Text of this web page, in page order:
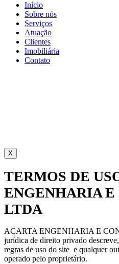
Início
Sobre nós
Serviços
Atuação
Clientes
Imobiliária
Contato
X
TERMOS DE
ENGENHARIA E
LTDA
ACARTA ENGENHARIA E
jurídica de direito privado
regras de uso do site e qualquer
operado pelo proprietário.